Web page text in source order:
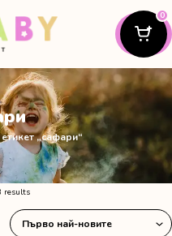
0
„сафари“
resultsSorted
by
latest